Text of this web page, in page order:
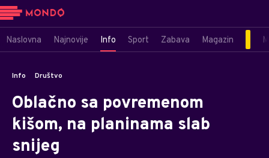
Naslovna Najnovije Info Sport Zabava Magazin
Info Društvo
Oblačno sa povremenom
kišom, na planinama slab
snijeg